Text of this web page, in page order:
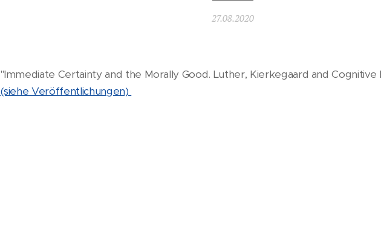
27.08.2020
"Immediate Certainty and the Morally Good. Luther, Kierkegaard and Cognitive
(siehe Veröffentlichungen)